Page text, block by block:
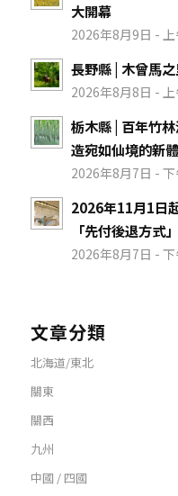
大開幕
2026年8月9日 - 上
長野縣 | 木曾馬
2026年8月8日 - 上
栃木縣 | 百年竹
造宛如仙境的新
2026年8月7日 - 下
2026年11月1日
「先付後退方式
2026年8月7日 - 下
文章分類
北海道/東北
關東
關西
九州
中國 / 四國